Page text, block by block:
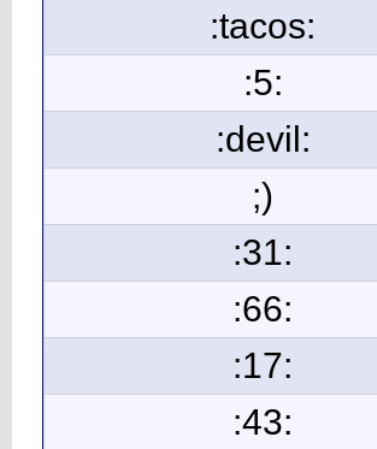
:tacos:
:5:
:devil:
;)
:31:
:66:
:17:
:43: